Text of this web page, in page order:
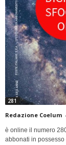
281
Redazione Coelum
è online il numero
abbonati in